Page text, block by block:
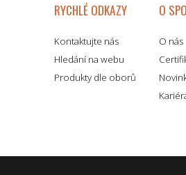
RYCHLÉ ODKAZY
Kontaktujte nás
Hledání na webu
Produkty dle oborů
O
O nás